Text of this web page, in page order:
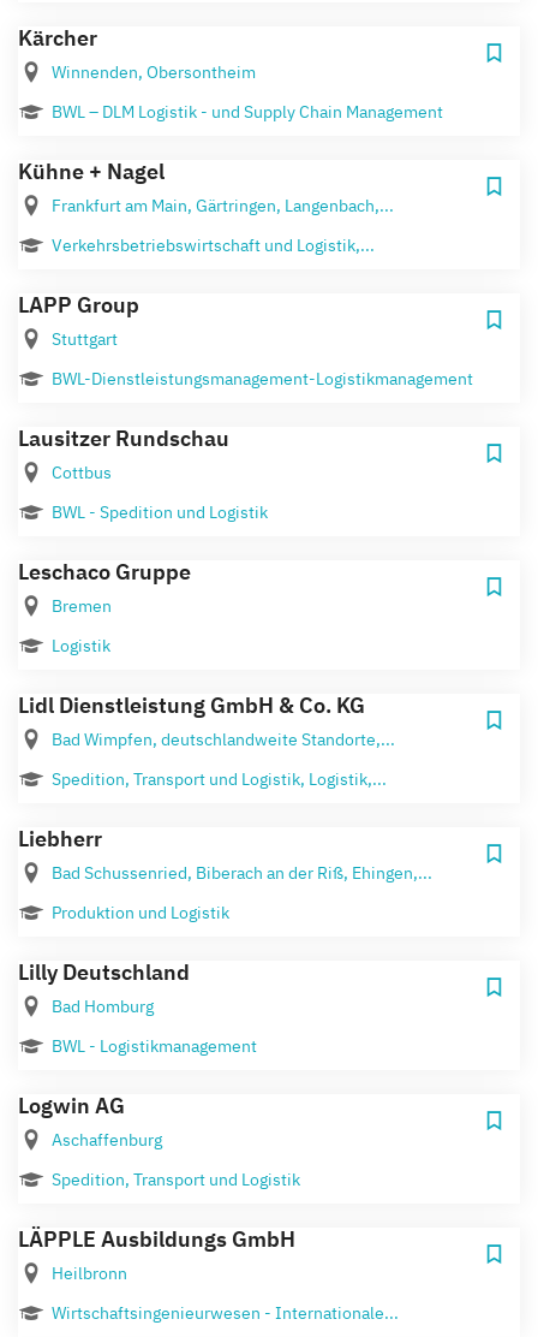
Kärcher
Winnenden, Obersontheim
BWL – DLM Logistik - und Supply Chain Management
Kühne + Nagel
Frankfurt am Main, Gärtringen, Langenbach,...
Verkehrsbetriebswirtschaft und Logistik,...
LAPP Group
Stuttgart
BWL-Dienstleistungsmanagement-Logistikmanagement
Lausitzer Rundschau
Cottbus
BWL - Spedition und Logistik
Leschaco Gruppe
Bremen
Logistik
Lidl Dienstleistung GmbH & Co. KG
Bad Wimpfen, deutschlandweite Standorte,...
Spedition, Transport und Logistik, Logistik,...
Liebherr
Bad Schussenried, Biberach an der Riß, Ehingen,...
Produktion und Logistik
Lilly Deutschland
Bad Homburg
BWL - Logistikmanagement
Logwin AG
Aschaffenburg
Spedition, Transport und Logistik
LÄPPLE Ausbildungs GmbH
Heilbronn
Wirtschaftsingenieurwesen - Internationale...